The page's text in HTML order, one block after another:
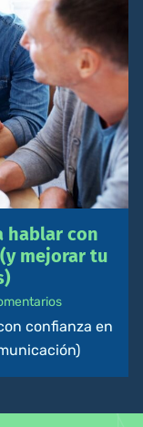
hablar con
mejorar tu
confianza en